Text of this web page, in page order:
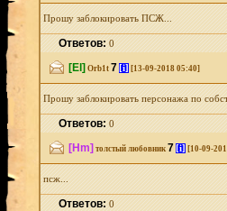
Прошу заблокировать ПСЖ...
Ответов:0
[El] Orb1t 7 [i] [13-09-2018 05:40]
Прошу заблокировать персонажа по
Ответов:0
[Hm] толстый любовник 7 [i] [10-09-
псж...
Ответов:0